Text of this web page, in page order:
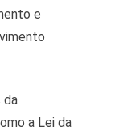
e
da
a Lei da